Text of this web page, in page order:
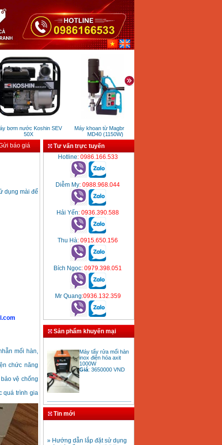
nước Koshin SEV
50X
Máy khoan từ Magbroach
MD40 (1150W)
báo giá
dụng mài để
mối hàn,
chức năng
vệ chống
quá trình gia
Tư vấn trực tuyến
Hotline: 0986.166.533
Diễm My: 0988.968.044
Hải Yến: 0936.390.588
Thu Hà: 0915.650.156
Bích Ngọc: 0979.398.051
Mr Quang:0936.132.359
Sản phẩm khuyến mại
inox điện hóa axit
1000W
Giá:3650000
Bảng giá mũi khoan
Tin mới
máy hàn ống nhựa HDPE